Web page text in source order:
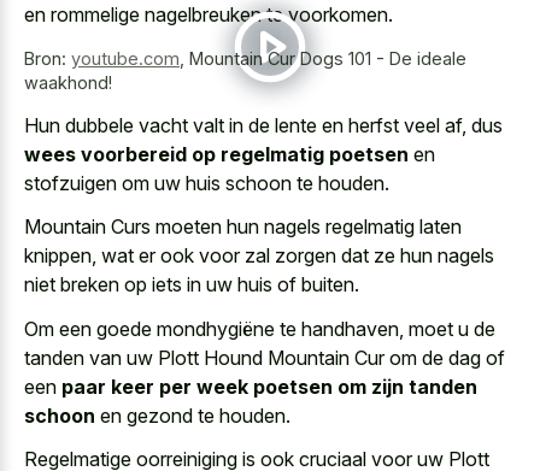
en rommelige nagelbreuken te voorkomen.
Bron: youtube.com Mountain Cur Dogs 101 - De ideale
waakhond!
Hun dubbele vacht valt in de lente en herfst veel af, dus
wees voorbereid op regelmatig poetsen en
stofzuigen om uw huis schoon te houden.
Mountain Curs moeten hun nagels regelmatig laten
knippen, wat er ook voor zal zorgen dat ze hun nagels
niet breken op iets in uw huis of buiten.
Om een goede mondhygiëne te handhaven, moet u de
tanden van uw Plott Hound Mountain Cur om de dag of
een paar keer per week poetsen om zijn tanden
schoon en gezond te houden.
Regelmatige oorreiniging is ook cruciaal voor uw Plott